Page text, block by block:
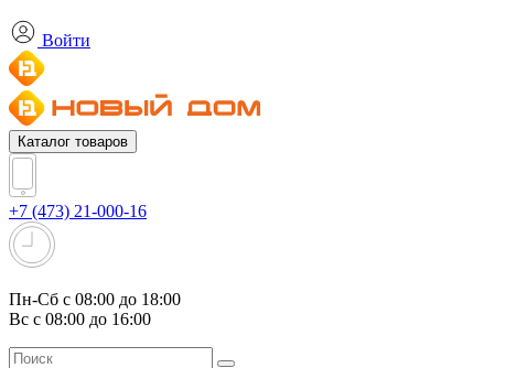
Войти
Каталог товаров
+7 (473) 21-000-16
Пн-Сб с 08:00 до 18:00
Вс с 08:00 до 16:00